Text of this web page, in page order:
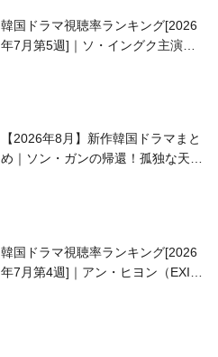
韓国ドラマ視聴率ランキング[2026
年7月第5週]｜ソ・イングク主演の
【2026年8月】新作韓国ドラマまと
め｜ソン・ガンの帰還！孤独な天才
韓国ドラマ視聴率ランキング[2026
年7月第4週]｜アン・ヒヨン（EXID